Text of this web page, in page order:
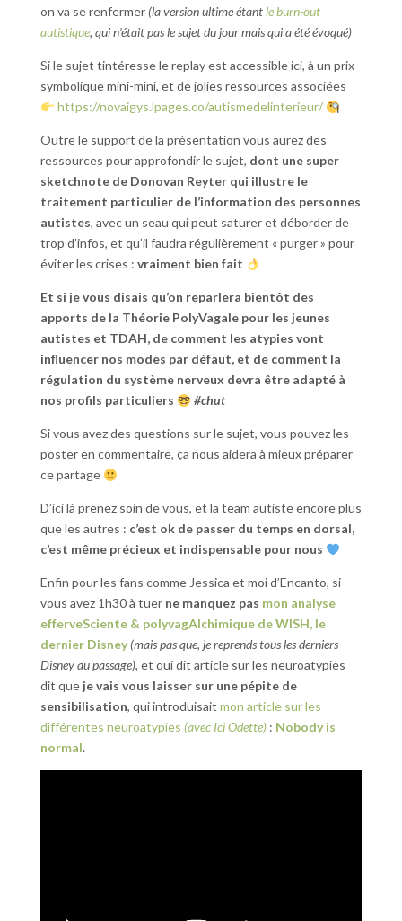
on va se renfermer(la version ultime étantle burn-out
autistique, qui n’était pas le sujet du jour mais qui a été évoqué)
Si le sujet tintéresse le replay est accessible ici, à un prix
symbolique mini-mini, et de jolies ressources associées
https://novaigys.lpages.co/autismedelinterieur/
Outre le support de la présentation vous aurez des
ressources pour approfondir le sujet, dont une super
sketchnote de Donovan Reyter qui illustre le
traitement particulier de l’information des personnes
autistes, avec un seau qui peut saturer et déborder de
trop d’infos, et qu’il faudra régulièrement « purger » pour
éviter les crises : vraiment bien fait
Et si je vous disais qu’on reparlera bientôt des
apports de la Théorie PolyVagale pour les jeunes
autistes et TDAH, de comment les atypies vont
influencer nos modes par défaut, et de comment la
régulation du système nerveux devra être adapté à
nos profils particuliers
#chut
Si vous avez des questions sur le sujet, vous pouvez les
poster en commentaire, ça nous aidera à mieux préparer
ce partage
D’ici là prenez soin de vous, et la team autiste encore plus
que les autres : c’est ok de passer du temps en dorsal,
c’est même précieux et indispensable pour nous
Enfin pour les fans comme Jessica et moi d’Encanto, si
vous avez 1h30 à tuer ne manquez pas mon analyse
efferveSciente & polyvagAlchimique de WISH, le
dernier Disney (mais pas que, je reprends tous les derniers
Disney au passage), et qui dit article sur les neuroatypies
dit que je vais vous laisser sur une pépite de
sensibilisation, qui introduisait mon article sur les
différentes neuroatypies (avec Ici Odette): Nobody is
normal.